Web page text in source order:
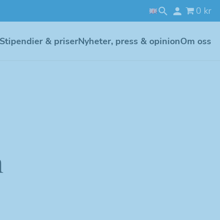
0 kr
Stipendier & priserNyheter, press & opinionOm oss